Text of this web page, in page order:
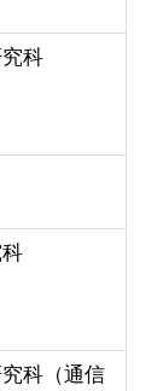
科
科（通信